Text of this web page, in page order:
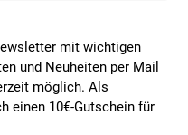
mit wichtigen
und Neuheiten per Mail
möglich. Als
einen 10€-Gutschein für